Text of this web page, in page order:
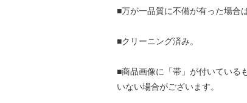
■万が一品質に不備が有った場合
■クリーニング済み。
■商品画像に「帯」が付いている
いない場合がございます。